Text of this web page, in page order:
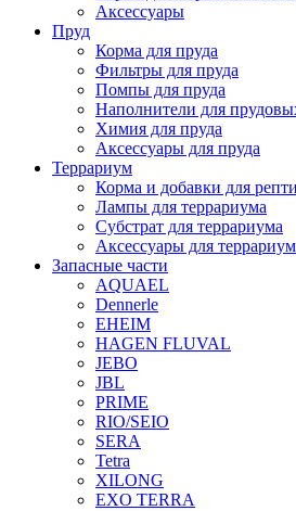
Аксессуары
Пруд
Корма для пруда
Фильтры для пруда
Помпы для пруда
Наполнители для
Химия для пруда
Аксессуары для пруда
Террариум
Корма и добавки для
Лампы для террариума
Субстрат для террариума
Аксессуары для
Запасные части
AQUAEL
Dennerle
EHEIM
HAGEN FLUVAL
JEBO
JBL
PRIME
RIO/SEIO
SERA
Tetra
XILONG
EXO TERRA